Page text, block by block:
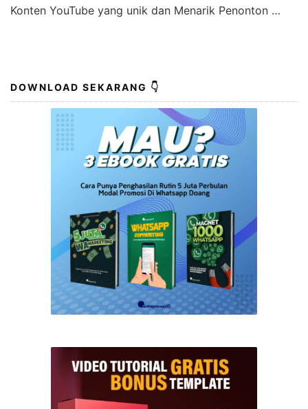
Konten YouTube yang unik dan Menarik Penonton …
DOWNLOAD SEKARANG 👇